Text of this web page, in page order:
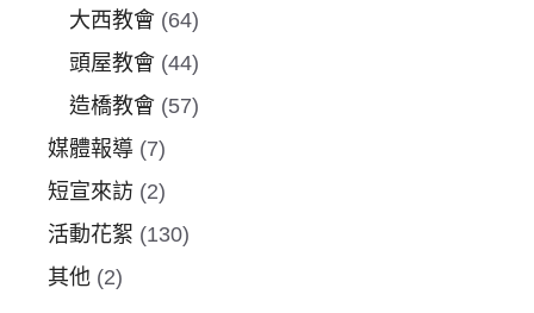
大西教會 (64)
頭屋教會 (44)
造橋教會 (57)
媒體報導 (7)
短宣來訪 (2)
活動花絮 (130)
其他 (2)